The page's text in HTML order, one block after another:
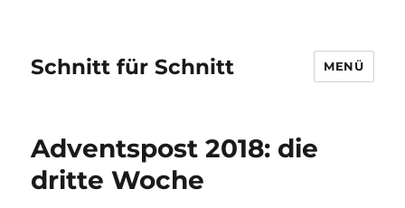
Schnitt für Schnitt MENÜ
Adventspost 2018: die
dritte Woche